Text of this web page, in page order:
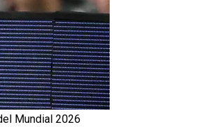
Mundial 2026